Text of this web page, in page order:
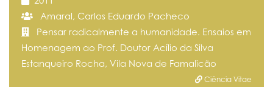
Amaral, Carlos Eduardo Pacheco
Pensar radicalmente a humanidade. Ensaios em
Homenagem ao Prof. Doutor Acílio da Silva
Estanqueiro Rocha, Vila Nova de Famalicão
Ciência Vitae